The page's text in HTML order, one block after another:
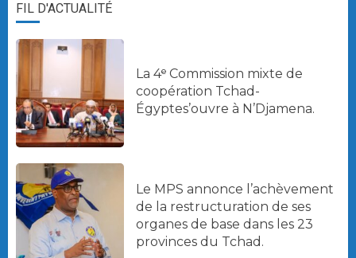
FIL D'ACTUALITÉ
La 4ᵉ Commission mixte de
coopération Tchad-
Égyptes’ouvre à N’Djamena.
Le MPS annonce l’achèvement
de la restructuration de ses
organes de base dans les 23
provinces du Tchad.